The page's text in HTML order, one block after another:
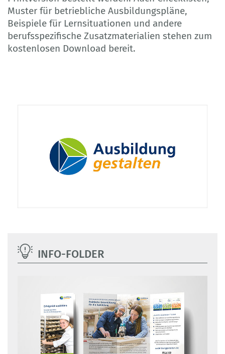
Muster für betriebliche Ausbildungspläne,
Beispiele für Lernsituationen und andere
berufsspezifische Zusatzmaterialien stehen zum
kostenlosen Download bereit.
INFO-FOLDER